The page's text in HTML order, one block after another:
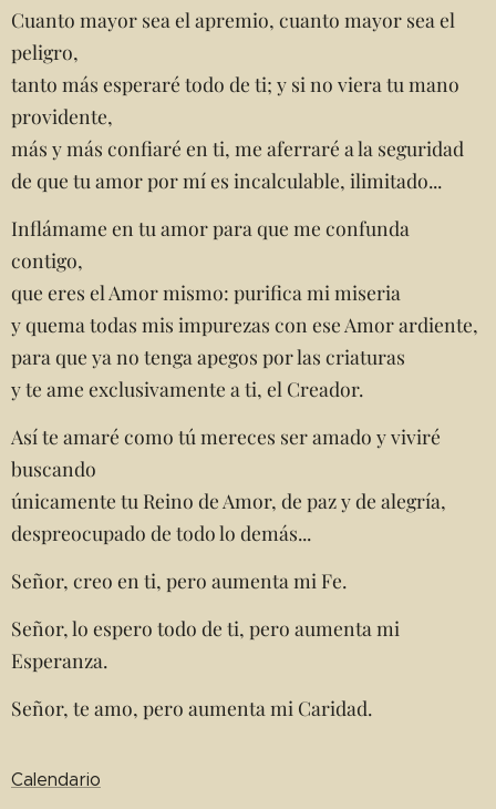
Cuanto mayor sea el apremio, cuanto mayor sea el
peligro,
tanto más esperaré todo de ti; y si no viera tu mano
providente,
más y más confiaré en ti, me aferraré a la seguridad
de que tu amor por mí es incalculable, ilimitado...
Inflámame en tu amor para que me confunda
contigo,
que eres el Amor mismo: purifica mi miseria
y quema todas mis impurezas con ese Amor ardiente,
para que ya no tenga apegos por las criaturas
y te ame exclusivamente a ti, el Creador.
Así te amaré como tú mereces ser amado y viviré
buscando
únicamente tu Reino de Amor, de paz y de alegría,
despreocupado de todo lo demás...
Señor, creo en ti, pero aumenta mi Fe.
Señor, lo espero todo de ti, pero aumenta mi
Esperanza.
Señor, te amo, pero aumenta mi Caridad.
Calendario